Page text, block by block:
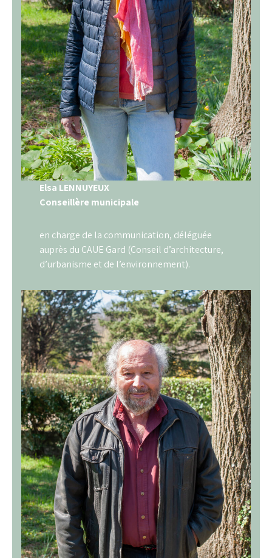
Elsa LENNUYEUX
Conseillère municipale
en charge de la communication, déléguée
auprès du CAUE Gard (Conseil d’architecture,
d’urbanisme et de l’environnement).